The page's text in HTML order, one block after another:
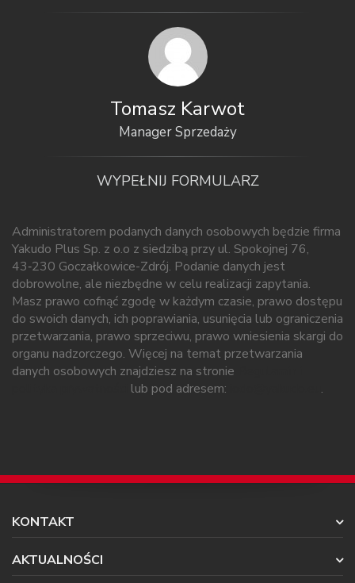
Tomasz Karwot
Manager Sprzedaży
WYPEŁNIJ FORMULARZ
Administratorem podanych danych osobowych będzie firma
Yakudo Plus Sp. z o.o z siedzibą przy ul. Spokojnej 76,
43‑230 Goczałkowice-Zdrój. Podanie danych jest
dobrowolne, ale niezbędne w celu realizacji zapytania.
Masz prawo cofnąć zgodę w każdym czasie, prawo dostępu
do swoich danych, ich poprawiania, usunięcia lub ograniczenia
przetwarzania, prawo sprzeciwu, prawo wniesienia skargi do
organu nadzorczego. Więcej na temat przetwarzania
danych osobowych znajdziesz na stronie
lub pod adresem: .
KONTAKT
AKTUALNOŚCI